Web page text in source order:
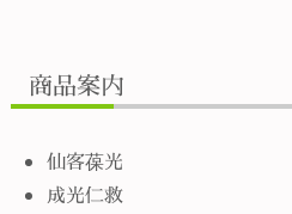
商品案内
仙客葆光
成光仁救